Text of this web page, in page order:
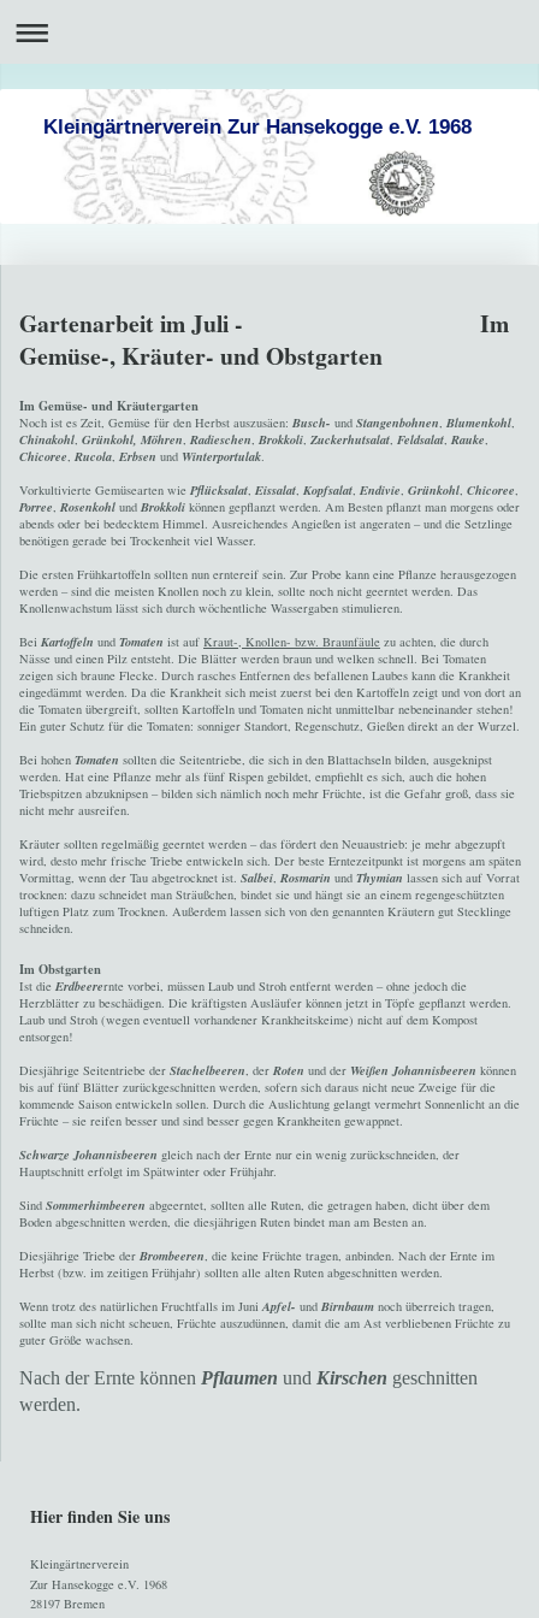
Kleingärtnerverein Zur Hansekogge e.V. 1968
Gartenarbeit im Juli - Im
Gemüse-, Kräuter- und Obstgarten
Im Gemüse- und Kräutergarten
Noch ist es Zeit, Gemüse für den Herbst auszusäen: Busch- und Stangenbohnen Blumenkohl
Chinakohl Grünkohl, Möhren Radieschen Brokkoli Zuckerhutsalat Feldsalat Rauke
Chicoree Rucola Erbsen und Winterportulak
Vorkultivierte Gemüsearten wie Pflücksalat Eissalat Kopfsalat Endivie Grünkohl Chicoree
Porree Rosenkohl und Brokkoli können gepflanzt werden. Am Besten pflanzt man morgens oder
abends oder bei bedecktem Himmel. Ausreichendes Angießen ist angeraten – und die Setzlinge
benötigen gerade bei Trockenheit viel Wasser.
Die ersten Frühkartoffeln sollten nun erntereif sein. Zur Probe kann eine Pflanze herausgezogen
werden – sind die meisten Knollen noch zu klein, sollte noch nicht geerntet werden. Das
Knollenwachstum lässt sich durch wöchentliche Wassergaben stimulieren.
Bei Kartoffeln und Tomaten ist auf Kraut-, Knollen- bzw. Braunfäule zu achten, die durch
Nässe und einen Pilz entsteht. Die Blätter werden braun und welken schnell. Bei Tomaten
zeigen sich braune Flecke. Durch rasches Entfernen des befallenen Laubes kann die Krankheit
eingedämmt werden. Da die Krankheit sich meist zuerst bei den Kartoffeln zeigt und von dort an
die Tomaten übergreift, sollten Kartoffeln und Tomaten nicht unmittelbar nebeneinander stehen!
Ein guter Schutz für die Tomaten: sonniger Standort, Regenschutz, Gießen direkt an der Wurzel.
Bei hohen Tomaten sollten die Seitentriebe, die sich in den Blattachseln bilden, ausgeknipst
werden. Hat eine Pflanze mehr als fünf Rispen gebildet, empfiehlt es sich, auch die hohen
Triebspitzen abzuknipsen – bilden sich nämlich noch mehr Früchte, ist die Gefahr groß, dass sie
nicht mehr ausreifen.
Kräuter sollten regelmäßig geerntet werden – das fördert den Neuaustrieb: je mehr abgezupft
wird, desto mehr frische Triebe entwickeln sich. Der beste Erntezeitpunkt ist morgens am späten
Vormittag, wenn der Tau abgetrocknet ist. Salbei Rosmarin und Thymian lassen sich auf Vorrat
trocknen: dazu schneidet man Sträußchen, bindet sie und hängt sie an einem regengeschützten
luftigen Platz zum Trocknen. Außerdem lassen sich von den genannten Kräutern gut Stecklinge
schneiden.
Im Obstgarten
Ist die Erdbeerernte vorbei, müssen Laub und Stroh entfernt werden – ohne jedoch die
Herzblätter zu beschädigen. Die kräftigsten Ausläufer können jetzt in Töpfe gepflanzt werden.
Laub und Stroh (wegen eventuell vorhandener Krankheitskeime) nicht auf dem Kompost
entsorgen!
Diesjährige Seitentriebe der Stachelbeeren, der Roten und der Weißen Johannisbeeren können
bis auf fünf Blätter zurückgeschnitten werden, sofern sich daraus nicht neue Zweige für die
kommende Saison entwickeln sollen. Durch die Auslichtung gelangt vermehrt Sonnenlicht an die
Früchte – sie reifen besser und sind besser gegen Krankheiten gewappnet.
Schwarze Johannisbeeren gleich nach der Ernte nur ein wenig zurückschneiden, der
Hauptschnitt erfolgt im Spätwinter oder Frühjahr.
Sind Sommerhimbeeren abgeerntet, sollten alle Ruten, die getragen haben, dicht über dem
Boden abgeschnitten werden, die diesjährigen Ruten bindet man am Besten an.
Diesjährige Triebe der Brombeeren, die keine Früchte tragen, anbinden. Nach der Ernte im
Herbst (bzw. im zeitigen Frühjahr) sollten alle alten Ruten abgeschnitten werden.
Wenn trotz des natürlichen Fruchtfalls im JuniApfel- und Birnbaum noch überreich tragen,
sollte man sich nicht scheuen, Früchte auszudünnen, damit die am Ast verbliebenen Früchte zu
guter Größe wachsen.
Nach der Ernte können Pflaumen und Kirschen geschnitten
werden.
Hier finden Sie uns
Kleingärtnerverein
Zur Hansekogge e.V. 1968
28197 Bremen